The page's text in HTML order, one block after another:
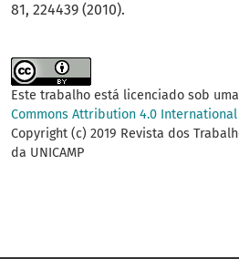
81, 224439 (2010).
Este trabalho está licenciado sob
Commons Attribution 4.0 International
Copyright (c) 2019 Revista dos
da UNICAMP